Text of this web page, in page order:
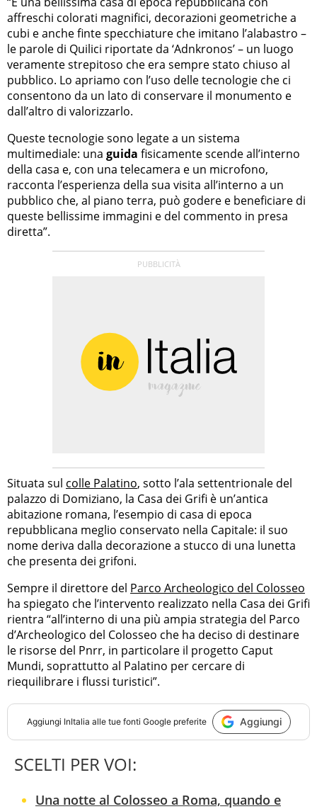
affreschi colorati magnifici, decorazioni geometriche a
cubi e anche finte specchiature che imitano l’alabastro –
le parole di Quilici riportate da ‘Adnkronos’ – un luogo
veramente strepitoso che era sempre stato chiuso al
pubblico. Lo apriamo con l’uso delle tecnologie che ci
consentono da un lato di conservare il monumento e
dall’altro di valorizzarlo.
Queste tecnologie sono legate a un sistema
multimediale: una guida fisicamente scende all’interno
della casa e, con una telecamera e un microfono,
racconta l’esperienza della sua visita all’interno a un
pubblico che, al piano terra, può godere e beneficiare di
queste bellissime immagini e del commento in presa
diretta”.
Situata sul colle Palatino, sotto l’ala settentrionale del
palazzo di Domiziano, la Casa dei Grifi è un’antica
abitazione romana, l’esempio di casa di epoca
repubblicana meglio conservato nella Capitale: il suo
nome deriva dalla decorazione a stucco di una lunetta
che presenta dei grifoni.
Sempre il direttore del Parco Archeologico del Colosseo
ha spiegato che l’intervento realizzato nella Casa dei Grifi
rientra “all’interno di una più ampia strategia del Parco
d’Archeologico del Colosseo che ha deciso di destinare
le risorse del Pnrr, in particolare il progetto Caput
Mundi, soprattutto al Palatino per cercare di
riequilibrare i flussi turistici”.
Aggiungi InItalia alle tue fonti Google preferite Aggiungi
SCELTI PER VOI:
Una notte al Colosseo a Roma, quando e